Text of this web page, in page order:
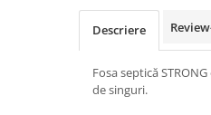
Descriere
Fosa septică
de singuri.